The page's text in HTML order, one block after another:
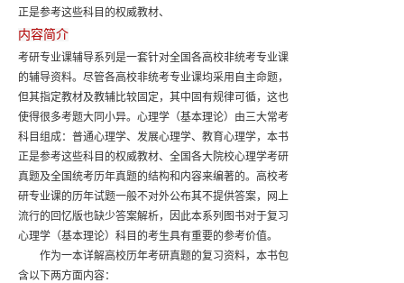
正是参考这些科目的权威教材、
内容简介
考研专业课辅导系列是一套针对全国各高校非统考专业课
的辅导资料。尽管各高校非统考专业课均采用自主命题，
但其指定教材及教辅比较固定，其中固有规律可循，这也
使得很多考题大同小异。心理学（基本理论）由三大常考
科目组成：普通心理学、发展心理学、教育心理学，本书
正是参考这些科目的权威教材、全国各大院校心理学考研
真题及全国统考历年真题的结构和内容来编著的。高校考
研专业课的历年试题一般不对外公布其不提供答案，网上
流行的回忆版也缺少答案解析，因此本系列图书对于复习
心理学（基本理论）科目的考生具有重要的参考价值。
作为一本详解高校历年考研真题的复习资料，本书包
含以下两方面内容：